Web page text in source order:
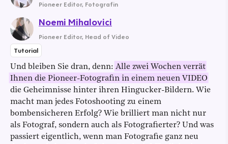
Pioneer Editor, Fotografin
Noemi Mihalovici
Pioneer Editor, Head of Video
Tutorial
Und bleiben Sie dran, denn: Alle zwei Wochen verrät
Ihnen die Pioneer-Fotografin in einem neuen VIDEO
die Geheimnisse hinter ihren Hingucker-Bildern. Wie
macht man jedes Fotoshooting zu einem
bombensicheren Erfolg? Wie brilliert man nicht nur
als Fotograf, sondern auch als Fotografierter? Und was
passiert eigentlich, wenn man Fotografie ganz neu